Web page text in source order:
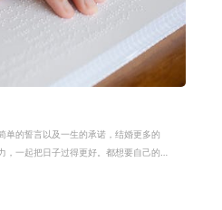
单的誓言以及一生的承诺，结婚更多的
，一起把日子过得更好。都想要自己的